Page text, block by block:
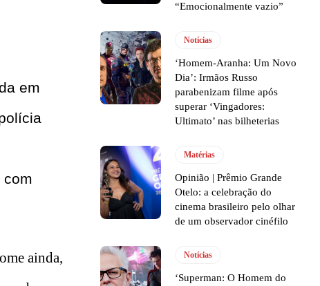
em
com
ainda,
“Emocionalmente vazio”
Notícias
‘Homem-Aranha: Um Novo
Dia’: Irmãos Russo
parabenizam filme após
superar ‘Vingadores:
Ultimato’ nas bilheterias
Matérias
Opinião | Prêmio Grande
Otelo: a celebração do
cinema brasileiro pelo olhar
de um observador cinéfilo
Notícias
‘Superman: O Homem do